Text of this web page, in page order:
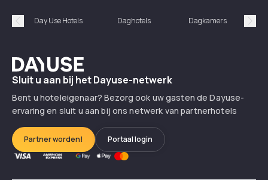
Précédent
Day Use Hotels Daghotels Dagkamers
Dayuse
Sluit u aan bij het Dayuse-netwerk
Bent u hoteleigenaar? Bezorg ook uw gasten de Dayuse-
ervaring en sluit u aan bij ons netwerk van partnerhotels
Partner worden! Portaal login